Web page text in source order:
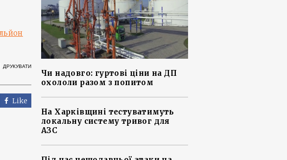
ДРУКУВАТИ
Like
Чи надовго: гуртові ціни на ДП
охололи разом з попитом
На Харківщині тестуватимуть
локальну систему тривог для
АЗС